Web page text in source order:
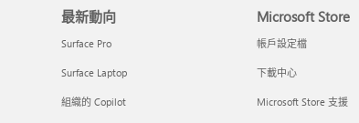
最新動向
Surface Pro
Surface Laptop
組織的 Copilot
Microsoft Store
帳戶設定檔
下載中心
Microsoft Store 支援